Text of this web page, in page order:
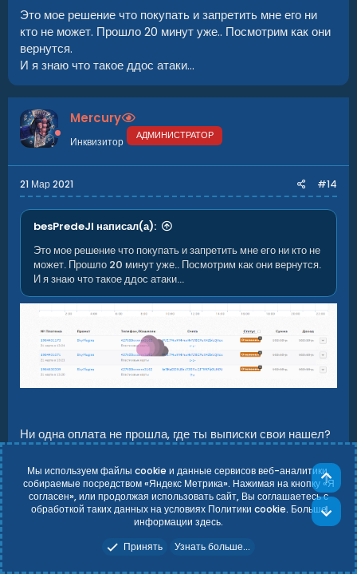
Это мое решение что покупать и запретить мне его ни
кто не может. Прошло 20 минут уже.. Посмотрим как они
вернутся.
И я знаю что такое ддос атаки...
Mercury
Инквизитор АДМИНИСТРАТОР
21 Мар 2021 #14
besPredeJl написал(а):
Это мое решение что покупать и запретить мне его ни кто не
может. Прошло 20 минут уже.. Посмотрим как они вернутся.
И я знаю что такое ддос атаки...
Ни одна оплата не прошла, где ты выписки свои нашел?
P palich
Пользователь
Мы используем файлы cookie и данные сервисов веб-аналитики,
собираемые посредством «Яндекс Метрика». Нажимая на кнопку «Я
согласен», или продолжая использовать сайт, Вы соглашаетесь с
обработкой таких данных на условиях Политики cookie. Больше
информации здесь.
Принять
Узнать больше...